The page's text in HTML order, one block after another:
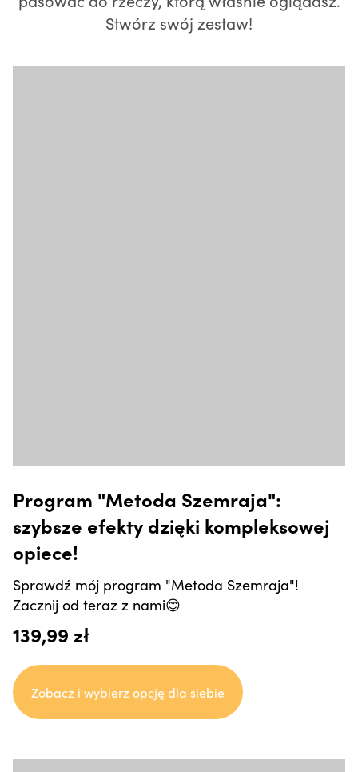
Stwórz swój zestaw!
Program "Metoda Szemraja":
szybsze efekty dzięki kompleksowej
opiece!
Sprawdź mój program "Metoda Szemraja"!
Zacznij od teraz z nami😊
139,99 zł
Zobacz i wybierz opcję dla siebie